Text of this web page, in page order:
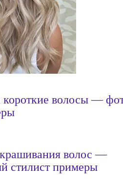
волосы —
волос —
стилист примеры